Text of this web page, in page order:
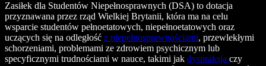
Zasiłek dla Studentów Niepełnosprawnych (DSA) to dotacja
przyznawana przez rząd Wielkiej Brytanii, która ma na celu
wsparcie studentów pełnoetatowych, niepełnoetatowych oraz
uczących się na odległość z niepełnosprawnościami, przewlekłymi
schorzeniami, problemami ze zdrowiem psychicznym lub
specyficznymi trudnościami w nauce, takimi jak dyspraksja czy